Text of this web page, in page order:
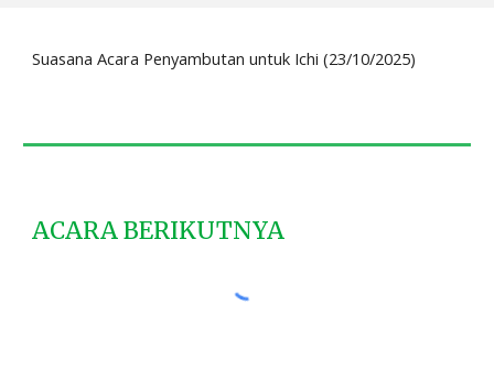
Suasana Acara Penyambutan untuk Ichi (23/10/2025)
ACARA BERIKUTNYA